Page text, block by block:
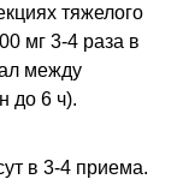
тяжелого
мг 3-4 раза в
между
до 6 ч).
в 3-4 приема.